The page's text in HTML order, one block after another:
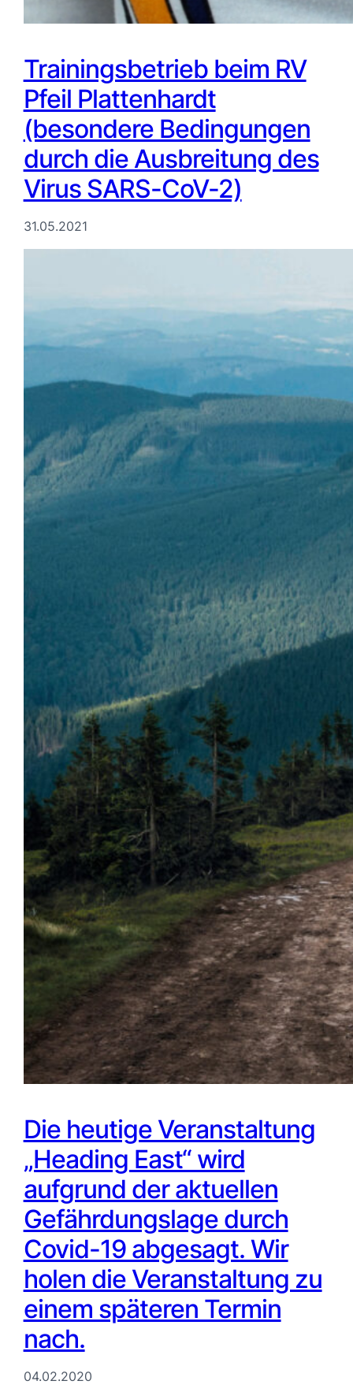
Trainingsbetrieb beim RV
Pfeil Plattenhardt
(besondere Bedingungen
durch die Ausbreitung des
Virus SARS-CoV-2)
31.05.2021
Die heutige Veranstaltung
„Heading East“ wird
aufgrund der aktuellen
Gefährdungslage durch
Covid-19 abgesagt. Wir
holen die Veranstaltung zu
einem späteren Termin
nach.
04.02.2020